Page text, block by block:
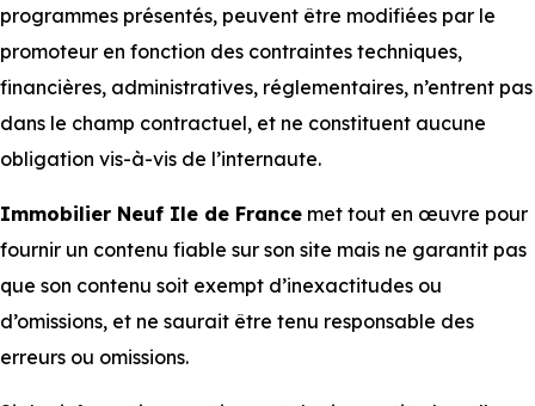
programmes présentés, peuvent être modifiées par le
promoteur en fonction des contraintes techniques,
financières, administratives, réglementaires, n’entrent pas
dans le champ contractuel, et ne constituent aucune
obligation vis-à-vis de l’internaute.
Immobilier Neuf Ile de France met tout en œuvre pour
fournir un contenu fiable sur son site mais ne garantit pas
que son contenu soit exempt d’inexactitudes ou
d’omissions, et ne saurait être tenu responsable des
erreurs ou omissions.